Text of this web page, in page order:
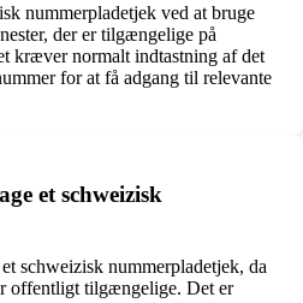
nummerpladetjek ved at bruge
der er tilgængelige på
kræver normalt indtastning af det
for at få adgang til relevante
et schweizisk
schweizisk nummerpladetjek, da
offentligt tilgængelige. Det er